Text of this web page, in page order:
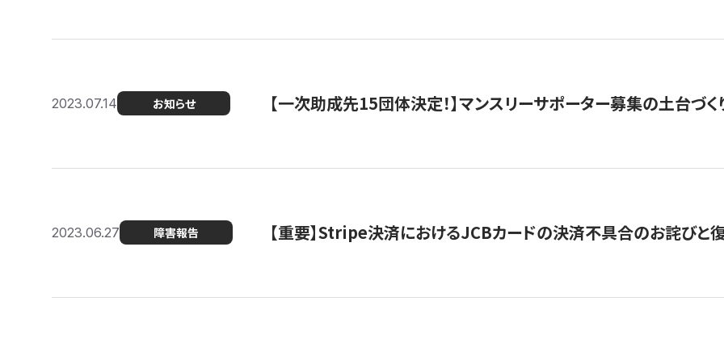
2023.07.14 お知らせ 【一次助成先15団体決定！】マンスリーサポーター募集の土台づ
2023.06.27 障害報告 【重要】Stripe決済におけるJCBカードの決済不具合のお詫びと